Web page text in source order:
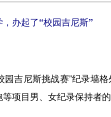
办起了“校园吉尼斯”
吉尼斯挑战赛”纪录墙
项目男、女纪录保持者